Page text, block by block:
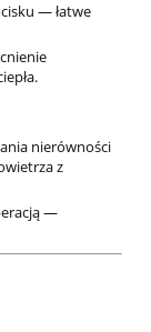
— łatwe
nierówności
z
—